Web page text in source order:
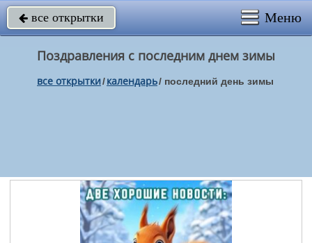
 все открытки Меню
Поздравления с последним днем зимы
все открытки/календарь/ последний день зимы